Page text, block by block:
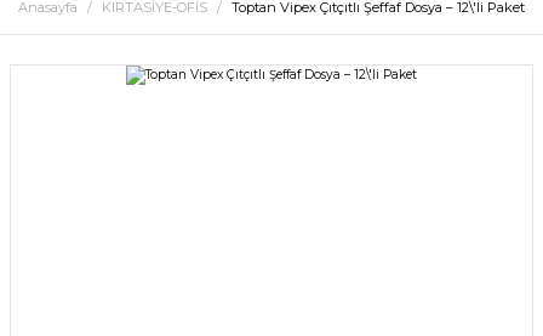
Anasayfa KIRTASİYE-OFİS Toptan Vipex Çıtçıtlı Şeffaf Dosya – 12\'li Paket